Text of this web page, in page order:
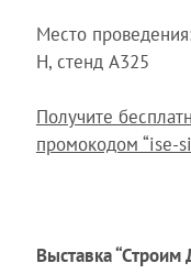
Место
H, стенд A325
Получите
промокодом “ise-
Выставка “Строим